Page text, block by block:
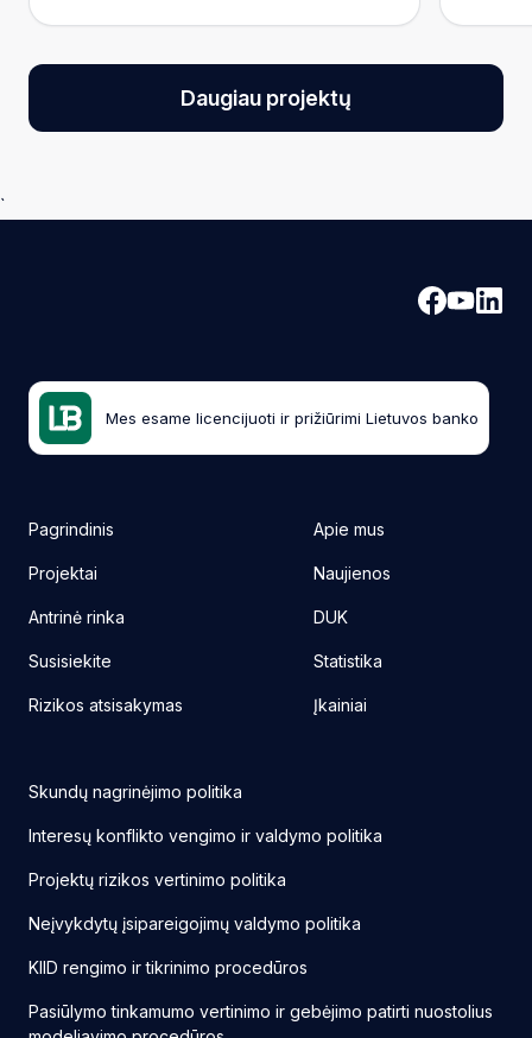
Daugiau projektų
`
Mes esame licencijuoti ir prižiūrimi Lietuvos banko
Pagrindinis
Projektai
Antrinė rinka
Susisiekite
Rizikos atsisakymas
Apie mus
Naujienos
DUK
Statistika
Įkainiai
Skundų nagrinėjimo politika
Interesų konflikto vengimo ir valdymo politika
Projektų rizikos vertinimo politika
Neįvykdytų įsipareigojimų valdymo politika
KIID rengimo ir tikrinimo procedūros
Pasiūlymo tinkamumo vertinimo ir gebėjimo patirti nuostolius